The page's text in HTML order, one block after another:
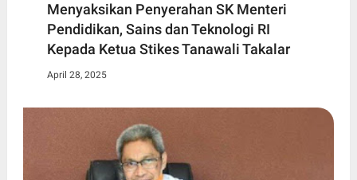
Menyaksikan Penyerahan SK Menteri
Pendidikan, Sains dan Teknologi RI
Kepada Ketua Stikes Tanawali Takalar
April 28, 2025